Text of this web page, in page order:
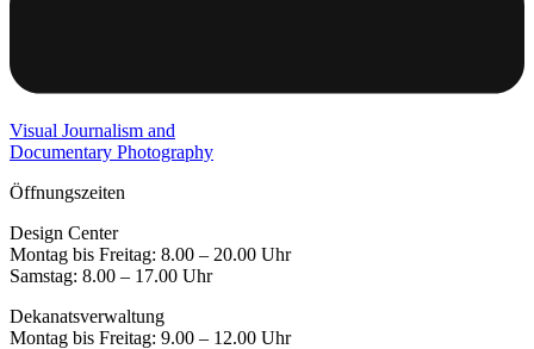
Visual Journalism and
Documentary Photography
Öffnungszeiten
Design Center
Montag bis Freitag: 8.00 – 20.00 Uhr
Samstag: 8.00 – 17.00 Uhr
Dekanatsverwaltung
Montag bis Freitag: 9.00 – 12.00 Uhr